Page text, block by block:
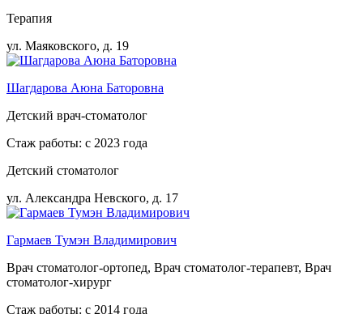
Терапия
ул. Маяковского, д. 19
Шагдарова Аюна Баторовна
Детский врач-стоматолог
Стаж работы: с 2023 года
Детский стоматолог
ул. Александра Невского, д. 17
Гармаев Тумэн Владимирович
Врач стоматолог-ортопед, Врач стоматолог-терапевт, Врач
стоматолог-хирург
Стаж работы: с 2014 года